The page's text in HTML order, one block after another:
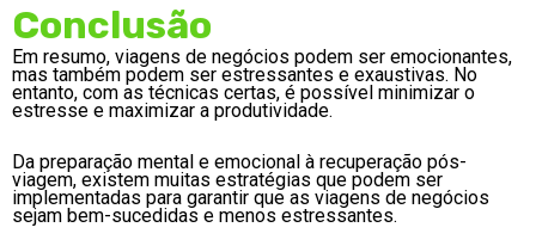
Conclusão
Em resumo, viagens de negócios podem ser emocionantes,
mas também podem ser estressantes e exaustivas. No
entanto, com as técnicas certas, é possível minimizar o
estresse e maximizar a produtividade.
Da preparação mental e emocional à recuperação pós-
viagem, existem muitas estratégias que podem ser
implementadas para garantir que as viagens de negócios
sejam bem-sucedidas e menos estressantes.